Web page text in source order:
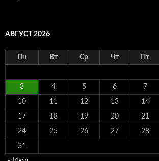
АВГУСТ 2026
Пн Вт Ср Чт Пт
3 4 5 6 7
10 11 12 13 14
17 18 19 20 21
24 25 26 27 28
31